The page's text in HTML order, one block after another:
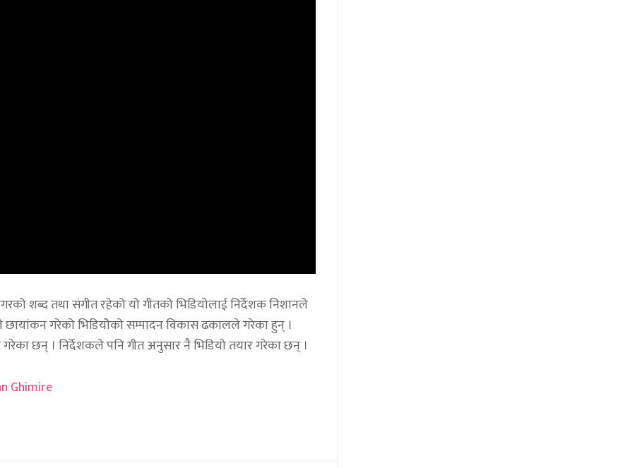
शब्द तथा संगीत रहेको यो गीतको भिडियोलाई निर्देशक निशानले
छायांकन गरेको भिडियोेको सम्पादन विकास ढकालले गरेका हुन् ।
गरेका छन् । निर्देशकले पनि गीत अनुसार नै भिडियो तयार गरेका छन् ।
Ghimire